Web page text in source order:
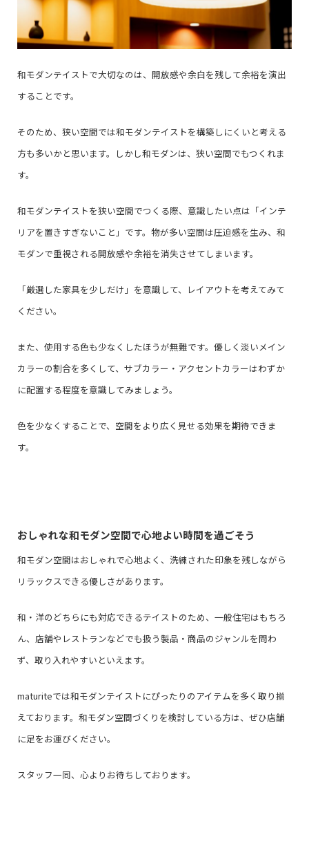
和モダンテイストで大切なのは、開放感や余白を残して余裕を演出
することです。
そのため、狭い空間では和モダンテイストを構築しにくいと考える
方も多いかと思います。しかし和モダンは、狭い空間でもつくれま
す。
和モダンテイストを狭い空間でつくる際、意識したい点は「インテ
リアを置きすぎないこと」です。物が多い空間は圧迫感を生み、和
モダンで重視される開放感や余裕を消失させてしまいます。
「厳選した家具を少しだけ」を意識して、レイアウトを考えてみて
ください。
また、使用する色も少なくしたほうが無難です。優しく淡いメイン
カラーの割合を多くして、サブカラー・アクセントカラーはわずか
に配置する程度を意識してみましょう。
色を少なくすることで、空間をより広く見せる効果を期待できま
す。
おしゃれな和モダン空間で心地よい時間を過ごそう
和モダン空間はおしゃれで心地よく、洗練された印象を残しながら
リラックスできる優しさがあります。
和・洋のどちらにも対応できるテイストのため、一般住宅はもちろ
ん、店舗やレストランなどでも扱う製品・商品のジャンルを問わ
ず、取り入れやすいといえます。
maturiteでは和モダンテイストにぴったりのアイテムを多く取り揃
えております。和モダン空間づくりを検討している方は、ぜひ店舗
に足をお運びください。
スタッフ一同、心よりお待ちしております。